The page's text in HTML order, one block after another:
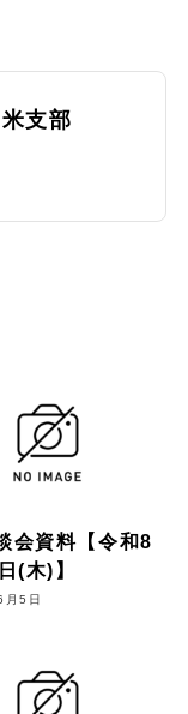
支部
会資料【令和8
(木)】
5日